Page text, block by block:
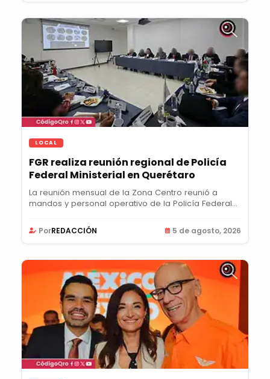
LOCAL
FGR realiza reunión regional de Policía
Federal Ministerial en Querétaro
La reunión mensual de la Zona Centro reunió a
mandos y personal operativo de la Policía Federal...
PorREDACCIÓN 5 de agosto, 2026